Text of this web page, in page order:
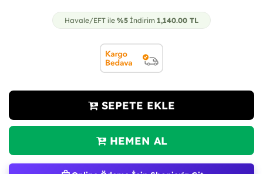
Havale/EFT ile %5 İndirim 1,140.00 TL
SEPETE EKLE
HEMEN AL